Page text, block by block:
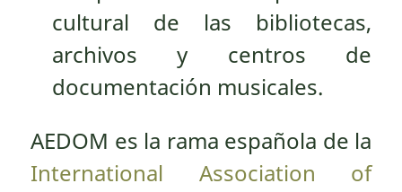
cultural de las bibliotecas,
archivos y centros de
documentación musicales.
AEDOM es la rama española de la
International Association of